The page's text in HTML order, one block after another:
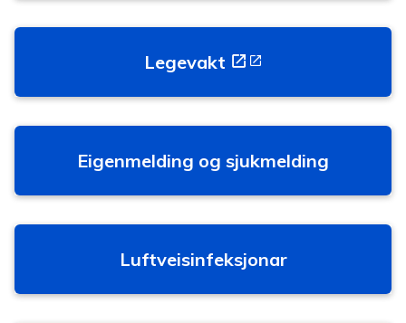
Legevakt
Eigenmelding og sjukmelding
Luftveisinfeksjonar